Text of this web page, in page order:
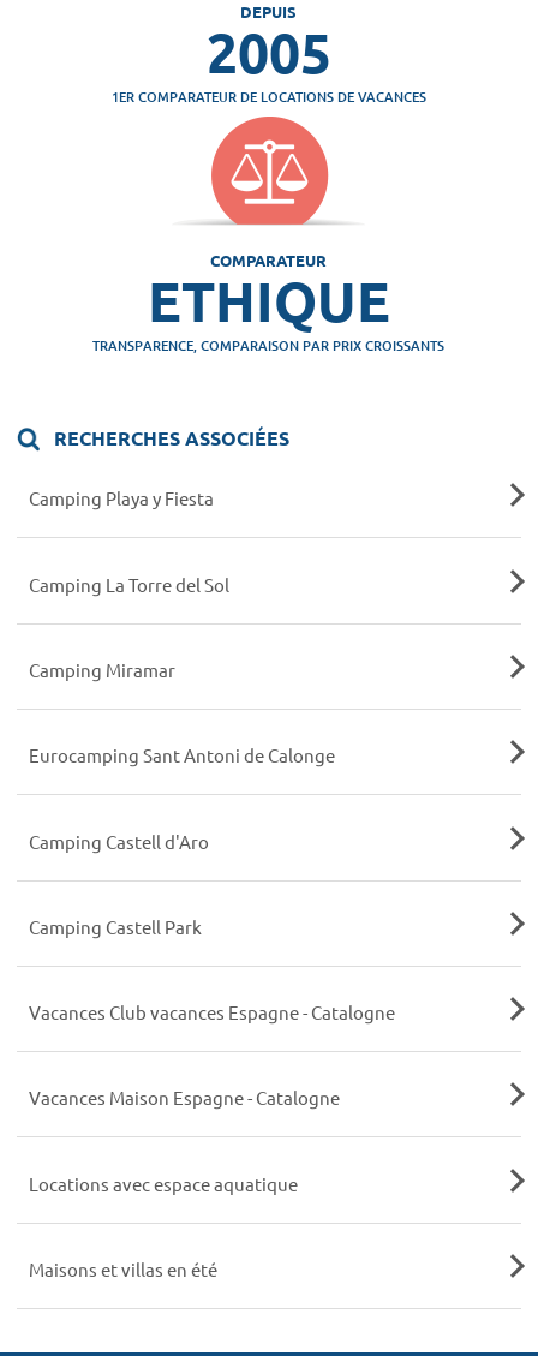
DEPUIS
2005
1ER COMPARATEUR DE LOCATIONS DE VACANCES
COMPARATEUR
ETHIQUE
TRANSPARENCE, COMPARAISON PAR PRIX CROISSANTS
RECHERCHES ASSOCIÉES
Camping Playa y Fiesta
Camping La Torre del Sol
Camping Miramar
Eurocamping Sant Antoni de Calonge
Camping Castell d'Aro
Camping Castell Park
Vacances Club vacances Espagne - Catalogne
Vacances Maison Espagne - Catalogne
Locations avec espace aquatique
Maisons et villas en été